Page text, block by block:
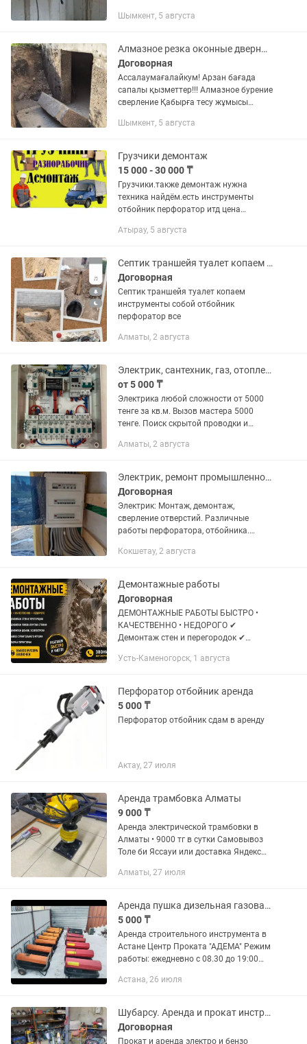
денгейыне ешқандай зиянсыз артық
Шымкент, 5 августа
Алмазное резка оконные дверные проемы демонтаж перфоратор отбойник стяжка
Договорная
Ассалаумағалайкум! Арзан бағада
сапалы қызметтер!!! Алмазное бурение
сверление Қабырға тесу жұмысы
денгейыне ешқандай зиянсыз артық
Шымкент, 5 августа
Грузчики демонтаж
15 000 - 30 000 ₸
Грузчики.также демонтаж нужна
техника найдём.есть инструменты
отбойник перфоратор итд цена
вывозим.переездами занимаемься
Атырау, 5 августа
Септик траншейя туалет копаем вода провадём под змленя работа
Договорная
Септик траншейя туалет копаем
инструменты собой отбойник
перфоратор все
Алматы, 2 августа
Электрик, сантехник, газ, отопление, мастер на час.
от 5 000 ₸
Электрика любой сложности от 5000
тенге за кв.м. Вызов мастера 5000
тенге. Поиск скрытой проводки и
конструкций профессиональноым
Алматы, 2 августа
Электрик, ремонт промышленного кухонного оборудования.
Договорная
Электрик: Монтаж, демонтаж,
сверление отверстий. Различные
работы перфоратора, отбойника.
кухонного оборудования. Качественно.
Кокшетау, 2 августа
Демонтажные работы
Договорная
ДЕМОНТАЖНЫЕ РАБОТЫ БЫСТРО •
КАЧЕСТВЕННО • НЕДОРОГО ✔
Демонтаж стен и перегородок ✔
домов, сараев, хозпостроек ✔ Вывоз
территории...
Усть-Каменогорск, 1 августа
Перфоратор отбойник аренда
5 000 ₸
Перфоратор отбойник сдам в аренду
Актау, 27 июля
Аренда трамбовка Алматы
9 000 ₸
Аренда электрической трамбовки в
Алматы • 9000 тг в сутки Самовывоз
Толе би Яссауи или доставка Яндекс
Вышка тура Рохля Торцовка Лестница
Алматы, 27 июля
Аренда пушка дизельная газовая электрическая
5 000 ₸
Аренда строительного инструмента в
Астане Центр Проката "АДЕМА" Режим
работы: ежедневно с 08.30 до 19:00
преимущество Инструмент в отличном
Астана, 26 июля
Шубарсу. Аренда и прокат инструментов.
Договорная
Прокат и аренда электро и бензо